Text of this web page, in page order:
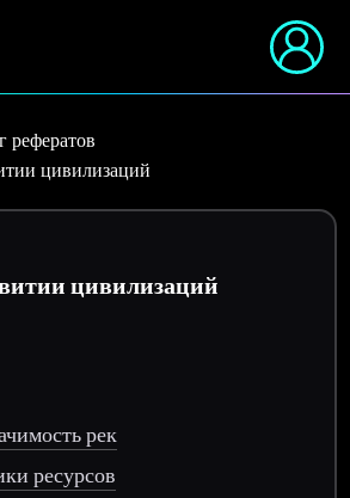
рефератов
цивилизаций
цивилизаций
рек
ресурсов